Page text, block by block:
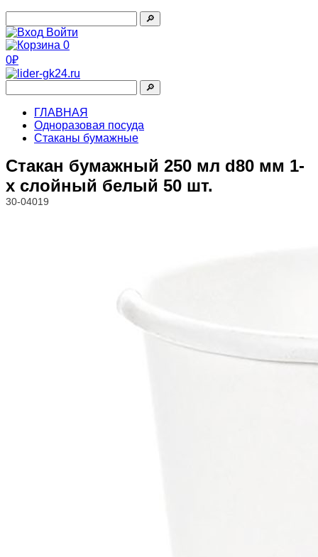
🔎︎
Войти
0
0₽
🔎︎
ГЛАВНАЯ
Одноразовая посуда
Стаканы бумажные
Стакан бумажный 250 мл d80 мм 1-
х слойный белый 50 шт.
30-04019